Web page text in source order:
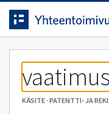
Siirrytty
sivulle
Siirry suoraan sisältöön.
vaatimus
KÄSITE· PATENTTI- JA